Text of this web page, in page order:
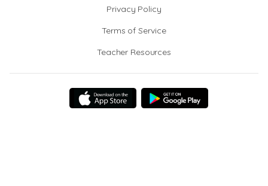
Privacy Policy
Terms of Service
Teacher Resources